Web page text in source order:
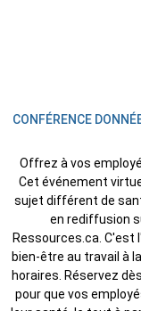
CONFÉRENCE
Offrez à vos
Cet événement
sujet différent de
en rediffusion
Ressources.ca. C'est
bien-être au travail à
horaires. Réservez
pour que vos